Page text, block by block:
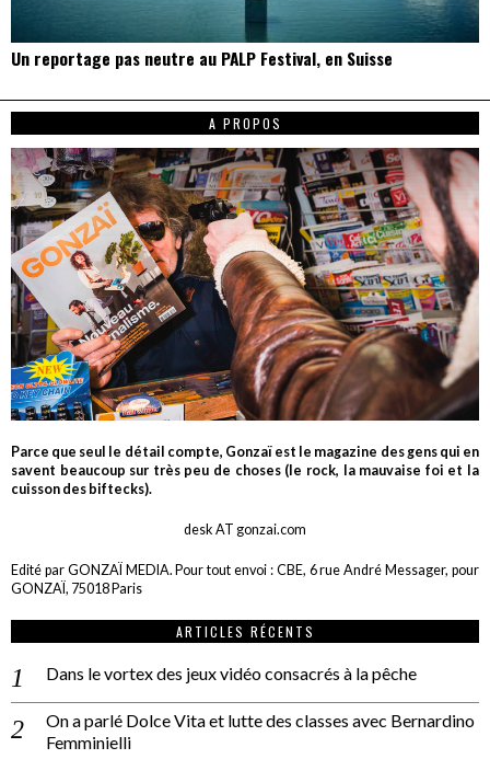
Un reportage pas neutre au PALP Festival, en Suisse
A PROPOS
Parce que seul le détail compte, Gonzaï est le magazine des gens qui en
savent beaucoup sur très peu de choses (le rock, la mauvaise foi et la
cuisson des biftecks).
desk AT gonzai.com
Edité par GONZAÏ MEDIA. Pour tout envoi : CBE, 6 rue André Messager, pour
GONZAÏ, 75018 Paris
ARTICLES RÉCENTS
Dans le vortex des jeux vidéo consacrés à la pêche
On a parlé Dolce Vita et lutte des classes avec Bernardino
Femminielli